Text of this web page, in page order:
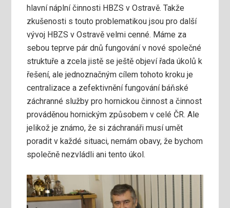
hlavní náplní činnosti HBZS v Ostravě. Takže
zkušenosti s touto problematikou jsou pro další
vývoj HBZS v Ostravě velmi cenné. Máme za
sebou teprve pár dnů fungování v nové společné
struktuře a zcela jistě se ještě objeví řada úkolů k
řešení, ale jednoznačným cílem tohoto kroku je
centralizace a zefektivnění fungování báňské
záchranné služby pro hornickou činnost a činnost
prováděnou hornickým způsobem v celé ČR. Ale
jelikož je známo, že si záchranáři musí umět
poradit v každé situaci, nemám obavy, že bychom
společně nezvládli ani tento úkol.